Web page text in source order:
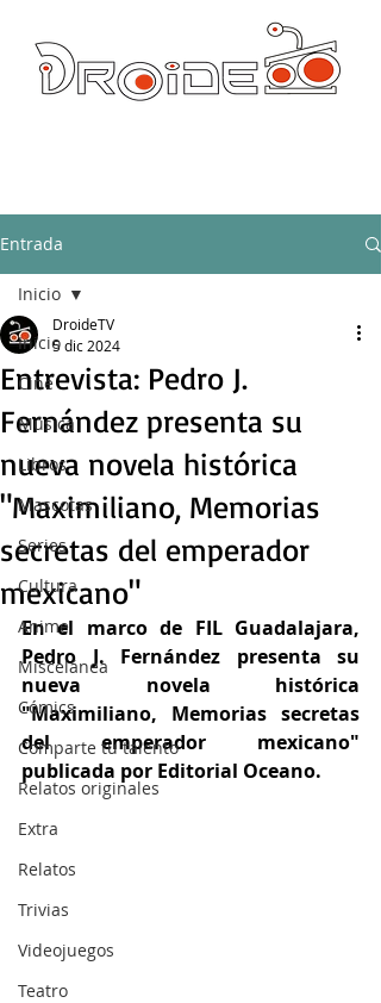
Entrada
Inicio
Cine
Música
Libros
Mascotas
Series
Cultura
Anime
Miscelánea
Cómics
Comparte tu talento
Relatos originales
Extra
Relatos
Trivias
Videojuegos
Teatro
Inicio
Entrevista: Pedro J.
Fernández presenta su
nueva novela histórica
"Maximiliano, Memorias
secretas del emperador
mexicano"
DroideTV
5 dic 2024
En el marco de FIL Guadalajara,
Pedro J. Fernández presenta su
nueva novela histórica
"Maximiliano, Memorias secretas
del emperador mexicano"
publicada por Editorial Oceano.